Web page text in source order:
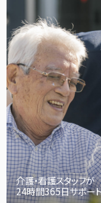
介護・看護スタッフが
24時間365⽇サポー